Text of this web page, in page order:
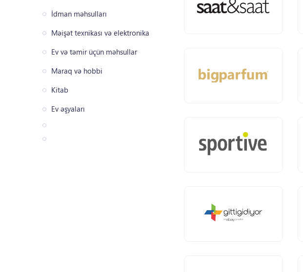
İdman məhsulları
Məişət texnikası və elektronika
Ev və təmir üçün məhsullar
Maraq və hobbi
Kitab
Ev əşyaları